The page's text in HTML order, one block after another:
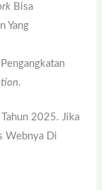
Bisa
Yang
.
2025. Jika
Webnya Di